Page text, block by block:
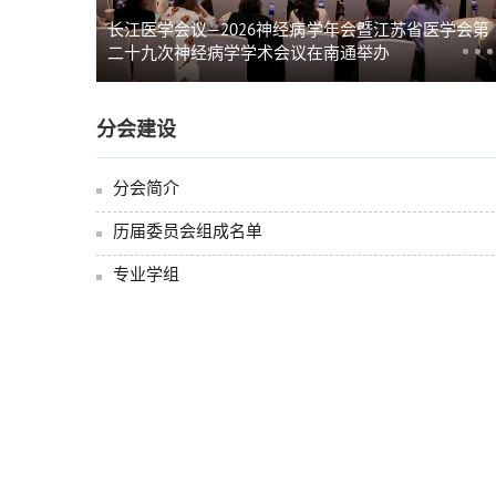
长江医学会议—2026神经病学年会暨江苏省医学会第
二十九次神经病学学术会议在南通举办
分会建设
分会简介
历届委员会组成名单
专业学组